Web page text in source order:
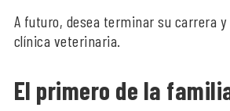
A futuro, desea terminar su carrera
clínica veterinaria.
El primero de la